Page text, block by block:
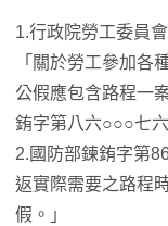
1.行政院勞工委員
「關於勞工參加各
公假應包含路程一
銪字第八六○○○七
2.國防部鍊銪字第
返實際需要之路程
假。」